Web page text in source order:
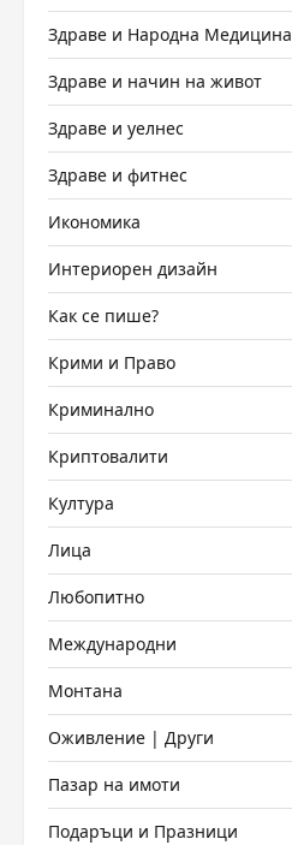
Здраве и Народна Медицина
Здраве и начин на живот
Здраве и уелнес
Здраве и фитнес
Икономика
Интериорен дизайн
Как се пише?
Крими и Право
Криминално
Криптовалити
Култура
Лица
Любопитно
Международни
Монтана
Оживление | Други
Пазар на имоти
Подаръци и Празници